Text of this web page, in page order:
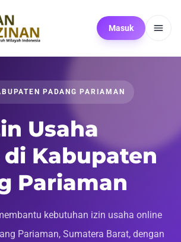
Masuk
PADANG PARIAMAN
Usaha
Kabupaten
Pariaman
kebutuhan izin usaha online
Pariaman, Sumatera Barat, dengan